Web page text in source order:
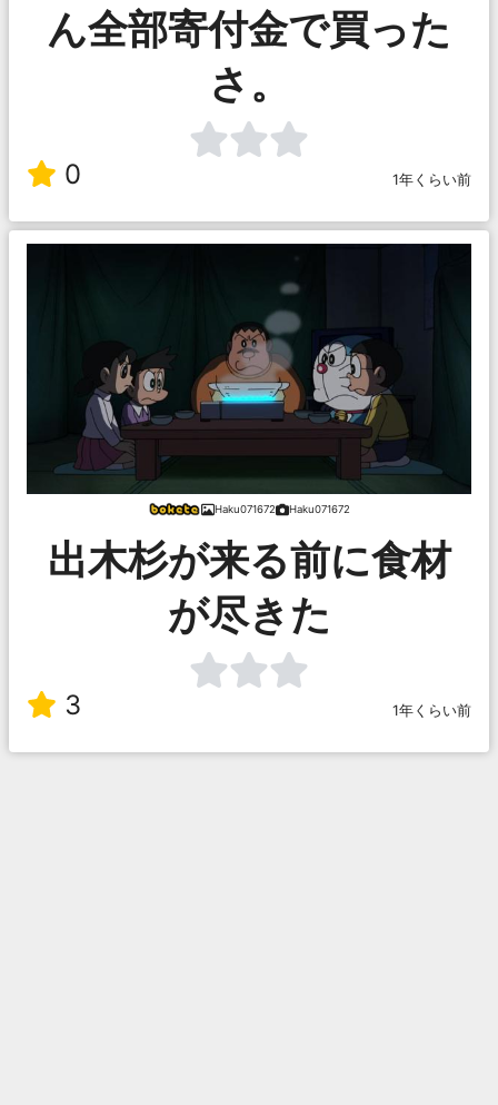
ん全部寄付金で買った
さ。
0 1年くらい前
Haku071672 Haku071672
出木杉が来る前に食材
が尽きた
3 1年くらい前